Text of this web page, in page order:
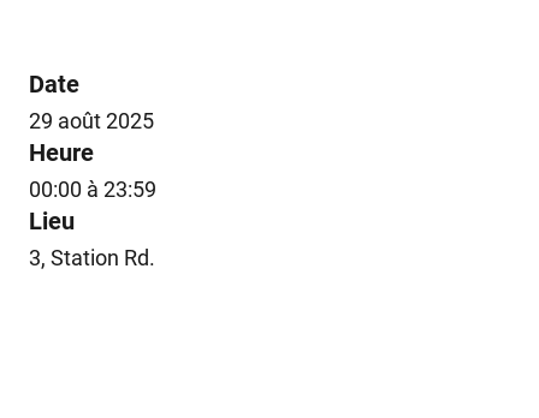
Date
29 août 2025
Heure
00:00 à 23:59
Lieu
3, Station Rd.